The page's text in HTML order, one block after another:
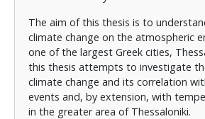
τον περιαστικό Μετεωρολογικό
Ανώτερης Ατμοσφαίρας της Εθνικής
Υπηρεσίας, ΕΜΥ, που βρίσκεται,
χιλιόμετρα από το κέντρο της
Αερολιμένα Θεσσαλονίκης
δημιουργήθηκε μια βάση δεδομένων
ετών (1970-2023), με ανώτατες,
ημερήσιες μετρήσεις θερμοκρασίας
The aim of this thesis is to
climate change on the atmospheric
one of the largest Greek cities,
this thesis attempts to investigate
climate change and its correlation
events and, by extension, with
in the greater area of Thessaloniki.